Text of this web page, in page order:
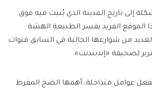
إلى تاريخ المدينة الذي بُنيت فيه فوق
الموقع الفريد يفسر الطبيعة الهشة
من شوارعها الحالية في السابق قنوات
لصحيفة «إندبندنت».
عوامل متداخلة، أهمها الضخ المفرط